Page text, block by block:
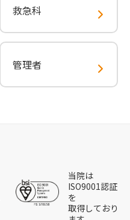
救急科
管理者
当院は
ISO9001認証
を
取得しており